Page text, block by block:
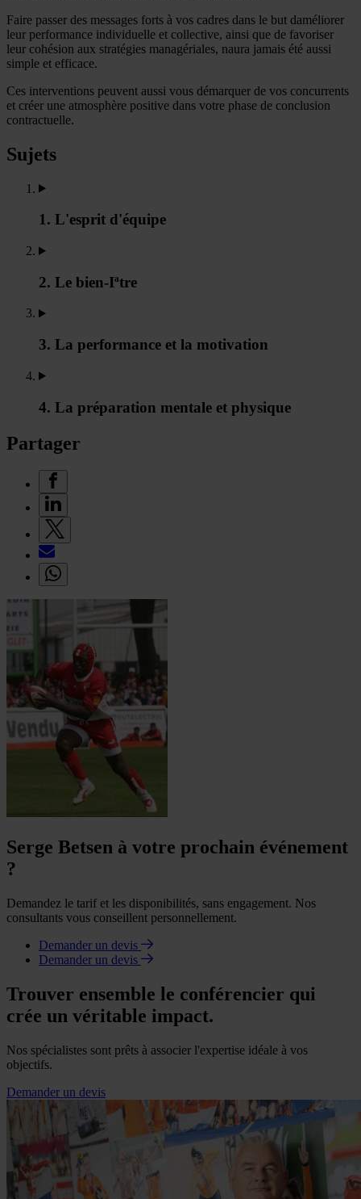
Faire passer des messages forts à vos cadres dans le but daméliorer
leur performance individuelle et collective, ainsi que de favoriser
leur cohésion aux stratégies managériales, naura jamais été aussi
simple et efficace.
Ces interventions peuvent aussi vous démarquer de vos concurrents
et créer une atmosphère positive dans votre phase de conclusion
contractuelle.
Sujets
1. L'esprit d'équipe
2. Le bien-Iªtre
3. La performance et la motivation
4. La préparation mentale et physique
Partager
Serge Betsen à votre prochain événement
?
Demandez le tarif et les disponibilités, sans engagement. Nos
consultants vous conseillent personnellement.
Demander un devis
Demander un devis
Trouver ensemble le conférencier qui
crée un véritable impact.
Nos spécialistes sont prêts à associer l'expertise idéale à vos
objectifs.
Demander un devis